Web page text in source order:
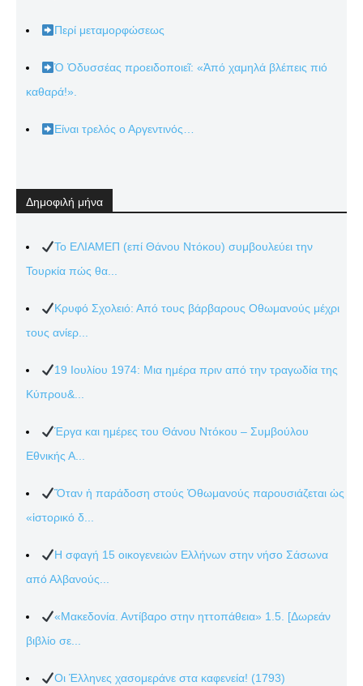
Περί μεταμορφώσεως
Ὁ Ὀδυσσέας προειδοποιεῖ: «Ἀπό χαμηλά βλέπεις πιό
καθαρά!».
Είναι τρελός ο Αργεντινός…
Δημοφιλή μήνα
Το ΕΛΙΑΜΕΠ (επί Θάνου Ντόκου) συμβουλεύει την
Τουρκία πώς θα...
Κρυφό Σχολειό: Από τους βάρβαρους Οθωμανούς μέχρι
τους ανίερ...
19 Ιουλίου 1974: Μια ημέρα πριν από την τραγωδία της
Κύπρου&...
Έργα και ημέρες του Θάνου Ντόκου – Συμβούλου
Εθνικής Α...
Ὅταν ἡ παράδοση στούς Ὀθωμανούς παρουσιάζεται ὡς
«ἱστορικό δ...
Η σφαγή 15 οικογενειών Ελλήνων στην νήσο Σάσωνα
από Αλβανούς...
«Μακεδονία. Αντίβαρο στην ηττοπάθεια» 1.5. [Δωρεάν
βιβλίο σε...
Οι Έλληνες χασομεράνε στα καφενεία! (1793)